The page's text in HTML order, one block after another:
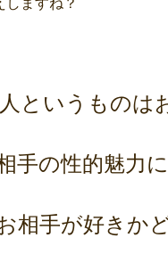
しますね？
というものは
手の性的魅力
相手が好きか